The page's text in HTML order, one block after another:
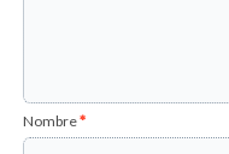
Nombre*